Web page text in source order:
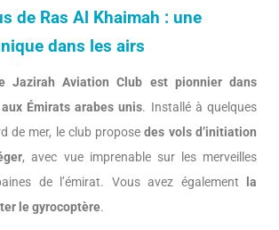
de Ras Al Khaimah : une
dans les airs
Jazirah Aviation Club est pionnier dans
Émirats arabes unis. Installé à quelques
de mer, le club proposedes vols d’initiation
, avec vue imprenable sur les merveilles
de l’émirat. Vous avez également
la
le gyrocoptère.